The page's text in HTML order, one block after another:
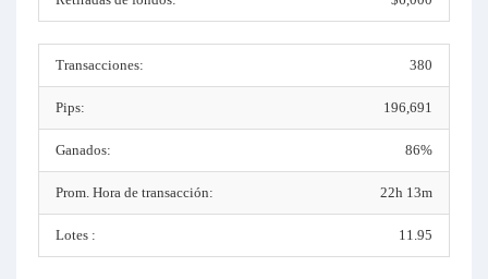
Transacciones: 380
Pips: 196,691
Ganados: 86%
Prom. Hora de transacción: 22h 13m
Lotes : 11.95